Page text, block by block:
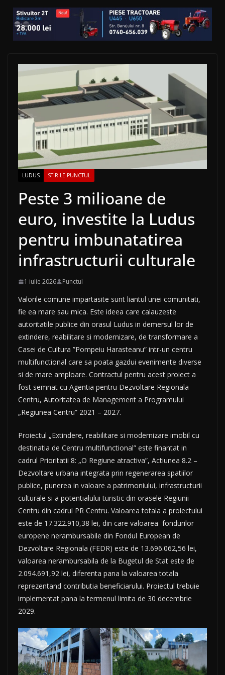
LUDUS STIRILE PUNCTUL
Peste 3 milioane de
euro, investite la Ludus
pentru imbunatatirea
infrastructurii culturale
1 iulie 2026 Punctul
Valorile comune impartasite sunt liantul unei comunitati,
fie ea mare sau mica. Este ideea care calauzeste
autoritatile publice din orasul Ludus in demersul lor de
extindere, reabilitare si modernizare, de transformare a
Casei de Cultura ”Pompeiu Harasteanu” intr-un centru
multifunctional care sa poata gazdui evenimente diverse
si de mare amploare. Contractul pentru acest proiect a
fost semnat cu Agentia pentru Dezvoltare Regionala
Centru, Autoritatea de Management a Programului
„Regiunea Centru” 2021 – 2027.
Proiectul „Extindere, reabilitare si modernizare imobil cu
destinatia de Centru multifunctional” este finantat in
cadrul Prioritatii 8: „O Regiune atractiva”, Actiunea 8.2 –
Dezvoltare urbana integrata prin regenerarea spatiilor
publice, punerea in valoare a patrimoniului, infrastructurii
culturale si a potentialului turistic din orasele Regiunii
Centru din cadrul PR Centru. Valoarea totala a proiectului
este de 17.322.910,38 lei, din care valoarea fondurilor
europene nerambursabile din Fondul European de
Dezvoltare Regionala (FEDR) este de 13.696.062,56 lei,
valoarea nerambursabila de la Bugetul de Stat este de
2.094.691,92 lei, diferenta pana la valoarea totala
reprezentand contributia beneficiarului. Proiectul trebuie
implementat pana la termenul limita de 30 decembrie
2029.